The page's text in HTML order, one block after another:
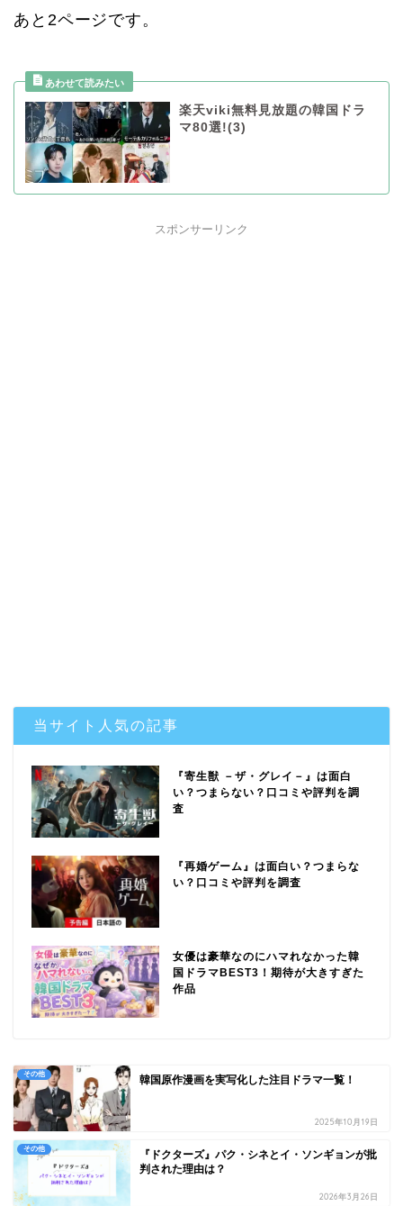
あと2ページです。
楽天viki無料見放題の韓国ドラ
マ80選!(3)
スポンサーリンク
当サイト人気の記事
『寄生獣 －ザ・グレイ－』は面白
い？つまらない？口コミや評判を調
査
『再婚ゲーム』は面白い？つまらな
い？口コミや評判を調査
女優は豪華なのにハマれなかった韓
国ドラマBEST3！期待が大きすぎた
作品
その他 韓国原作漫画を実写化した注目ドラマ一覧！
2025年10月19日
その他
『ドクターズ』パク・シネとイ・ソンギョンが批
判された理由は？
2026年3月26日